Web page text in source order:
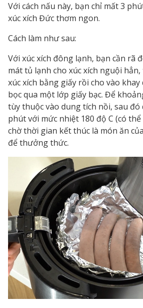
Với cách nấu này, bạn chỉ mất 3
xúc xích Đức thơm ngon.
Cách làm như sau:
Với xúc xích đông lạnh, bạn cần rã
mát tủ lạnh cho xúc xích nguội
xúc xích bằng giấy rồi cho vào
bọc qua một lớp giấy bạc. Để
tùy thuộc vào dung tích nồi, sau đó
phút với mức nhiệt 180 độ C (có
chờ thời gian kết thúc là món ăn
để thưởng thức.